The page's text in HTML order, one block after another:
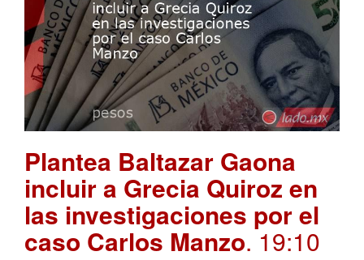
Plantea Baltazar Gaona
incluir a Grecia Quiroz en
las investigaciones por el
caso Carlos Manzo. 19:10